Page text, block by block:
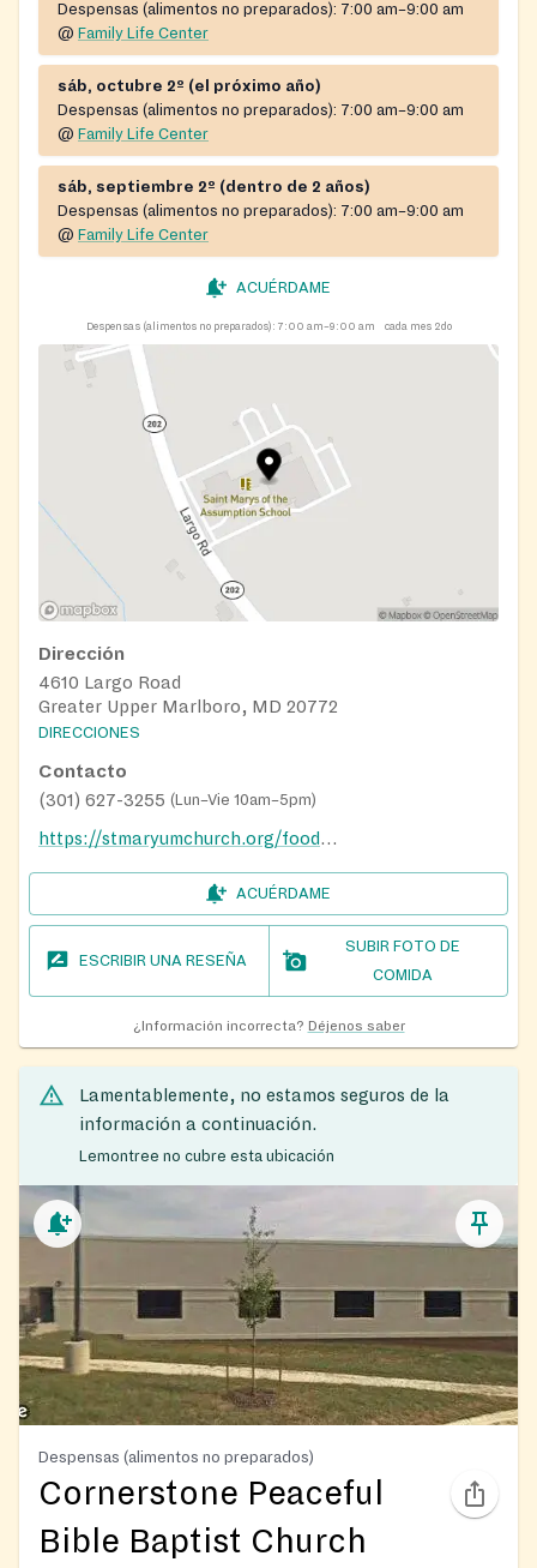
Despensas (alimentos no preparados): 7:00 am–9:00 am
@ Family Life Center
sáb, octubre 2º (el próximo año)
Despensas (alimentos no preparados): 7:00 am–9:00 am
@ Family Life Center
sáb, septiembre 2º (dentro de 2 años)
Despensas (alimentos no preparados): 7:00 am–9:00 am
@ Family Life Center
ACUÉRDAME
Despensas (alimentos no preparados): 7:00 am–9:00 am cada mes 2do
Dirección
4610 Largo Road
Greater Upper Marlboro, MD 20772
DIRECCIONES
Contacto
(301) 627-3255 (Lun–Vie 10am–5pm)
https://stmaryumchurch.org/food-bank/
ACUÉRDAME
ESCRIBIR UNA RESEÑA
SUBIR FOTO DE
COMIDA
¿Información incorrecta? Déjenos saber
Lamentablemente, no estamos seguros de la
información a continuación.
Lemontree no cubre esta ubicación
Despensas (alimentos no preparados)
Cornerstone Peaceful
Bible Baptist Church